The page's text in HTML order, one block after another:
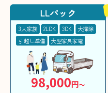
LLパック
3人家族 2LDK 3DK
大掃除
引越し準備
大型家具家電
98,000円〜